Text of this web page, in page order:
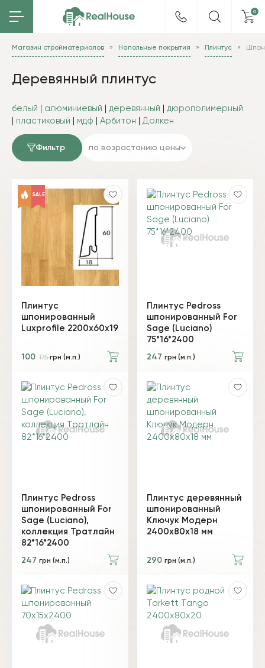
0
Магазин стройматериалов Напольные покрытия Плинтус
Деревянный плинтус
белый алюминиевый деревянный
дюрополимерный
пластиковый мдф Арбитон Долкен
Фильтр по возрастанию цены
SALE
Плинтус
шпонированный
Luxprofile 2200х60х19
100 175грн (м.п.)
Плинтус Pedross
шпонированный For
Sage (Luciano)
75*16*2400
247 грн (м.п.)
Плинтус Pedross
шпонированный For
Sage (Luciano),
коллекция Тратлайн
82*16*2400
247 грн (м.п.)
Плинтус деревянный
шпонированный
Ключук Модерн
2400х80х18 мм
290 грн (м.п.)